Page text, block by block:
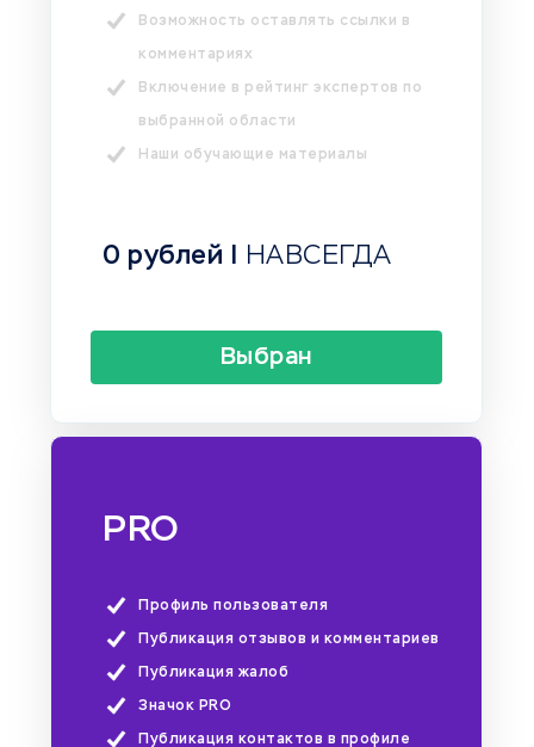
Возможность оставлять ссылки в
комментариях
Включение в рейтинг экспертов по
выбранной области
Наши обучающие материалы
0 рублей | НАВСЕГДА
Выбран
PRO
Профиль пользователя
Публикация отзывов и комментариев
Публикация жалоб
Значок PRO
Публикация контактов в профиле